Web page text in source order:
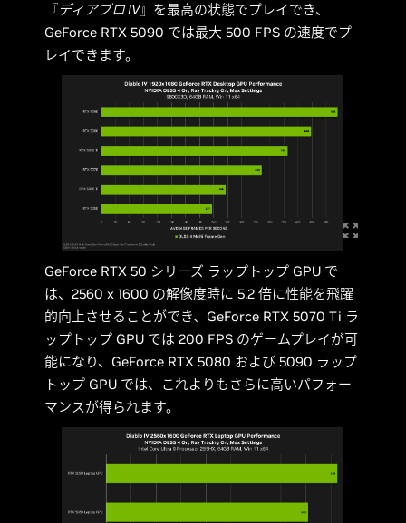
『ディアブロ IV』を最高の状態でプレイでき、
GeForce RTX 5090 では最大 500 FPS の速度でプ
レイできます。
GeForce RTX 50 シリーズ ラップトップ GPU で
は、2560 x 1600 の解像度時に 5.2 倍に性能を飛躍
的向上させることができ、GeForce RTX 5070 Ti ラ
ップトップ GPU では 200 FPS のゲームプレイが可
能になり、GeForce RTX 5080 および 5090 ラップ
トップ GPU では、これよりもさらに高いパフォー
マンスが得られます。